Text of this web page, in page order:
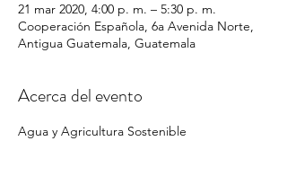
21 mar 2020, 4:00 p. m. – 5:30 p. m.
Cooperación Española, 6a Avenida Norte,
Antigua Guatemala, Guatemala
Acerca del evento
Agua y Agricultura Sostenible